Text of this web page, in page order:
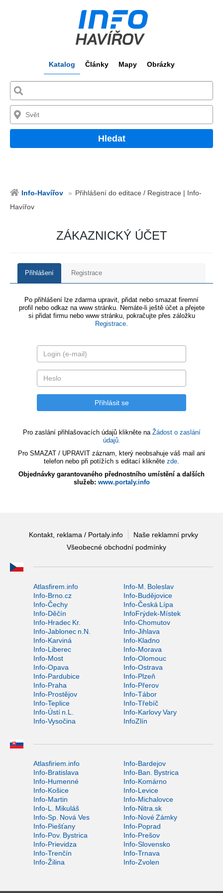
Katalog Články Mapy Obrázky
Hledat
Info-Havířov
Přihlášení do editace / Registrace | Info-
Havířov
ZÁKAZNICKÝ ÚČET
Přihlášení Registrace
Po přihlášení lze zdarma upravit, přidat nebo smazat firemní
profil nebo odkaz na www stránku. Nemáte-li ještě účet a přejete
si přidat firmu nebo www stránku, pokračujte přes záložku
Registrace.
Pro zaslání přihlašovacích údajů klikněte na Žádost o zaslání
údajů.
Pro SMAZAT / UPRAVIT záznam, který neobsahuje váš mail ani
telefon nebo při potížích s editací klikněte zde.
Objednávky garantovaného přednostního umístění a dalších
služeb: www.portaly.info
Kontakt, reklama / Portaly.info
Naše reklamní prvky
Všeobecné obchodní podmínky
Atlasfirem.info
Info-M. Boleslav
Info-Brno.cz
Info-Budějovice
Info-Čechy
Info-Česká Lípa
Info-Děčín
InfoFrýdek-Místek
Info-Hradec Kr.
Info-Chomutov
Info-Jablonec n.N.
Info-Jihlava
Info-Karviná
Info-Kladno
Info-Liberec
Info-Morava
Info-Most
Info-Olomouc
Info-Opava
Info-Ostrava
Info-Pardubice
Info-Plzeň
Info-Praha
Info-Přerov
Info-Prostějov
Info-Tábor
Info-Teplice
Info-Třebíč
Info-Ústí n.L.
Info-Karlovy Vary
Info-Vysočina
InfoZlín
Atlasfiriem.info
Info-Bardejov
Info-Bratislava
Info-Ban. Bystrica
Info-Humenné
Info-Komárno
Info-Košice
Info-Levice
Info-Martin
Info-Michalovce
Info-L. Mikuláš
Info-Nitra.sk
Info-Sp. Nová Ves
Info-Nové Zámky
Info-Piešťany
Info-Poprad
Info-Pov. Bystrica
Info-Prešov
Info-Prievidza
Info-Slovensko
Info-Trenčín
Info-Trnava
Info-Žilina
Info-Zvolen